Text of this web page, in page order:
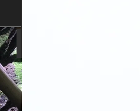
現代のサムライたち